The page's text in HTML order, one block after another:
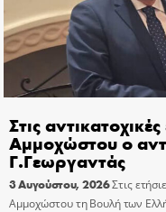
Στις
Αμμοχώστου ο
Γ.Γεωργαντάς
3 Αυγούστου, 2026Στις
Αμμοχώστου τη Βουλή των